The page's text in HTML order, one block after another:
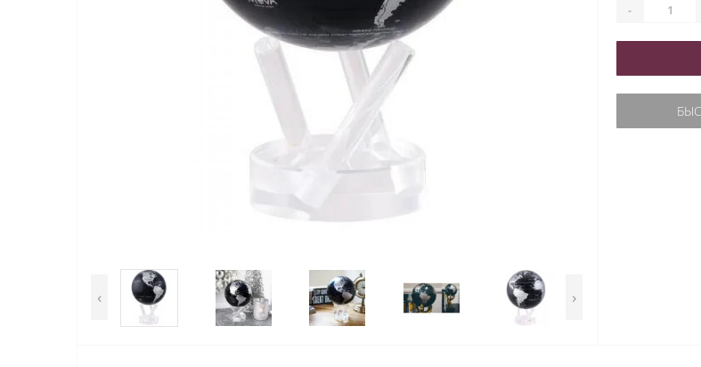
‹ ›
-